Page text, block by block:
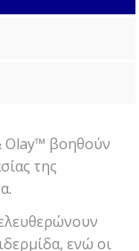
Olay™ βοηθούν
της
ενώ οι